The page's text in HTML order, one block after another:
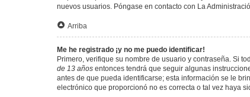
nuevos usuarios. Póngase en contacto con La
Arriba
Me he registrado ¡y no me puedo identificar!
Primero, verifique su nombre de usuario y contraseña. Si
de 13 años entonces tendrá que seguir algunas
antes de que pueda identificarse; esta información se le
electrónico que proporcionó no es correcta o tal vez haya